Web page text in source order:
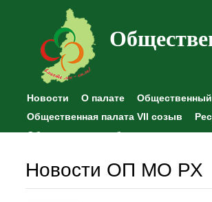
Новости О палате Общественный
Общественная палата VII созыв
Общественные наблюдения
Новости ОП МО РХ